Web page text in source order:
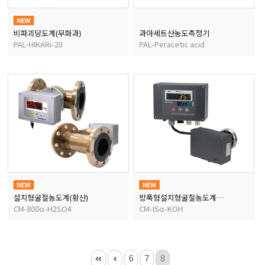
균질기/원심분리기/초
이화학기기/교반기
열화상카메라
비파괴당도계(무화과)
PAL-HIKARi-20
과아세트산농도측정기
PAL-Peracetic acid
설치형굴절농도계(황산)
CM-800α-H2SO4
방폭형설치형굴절농도계(수산화칼륨)
CM-ISα-KOH
6 7 8